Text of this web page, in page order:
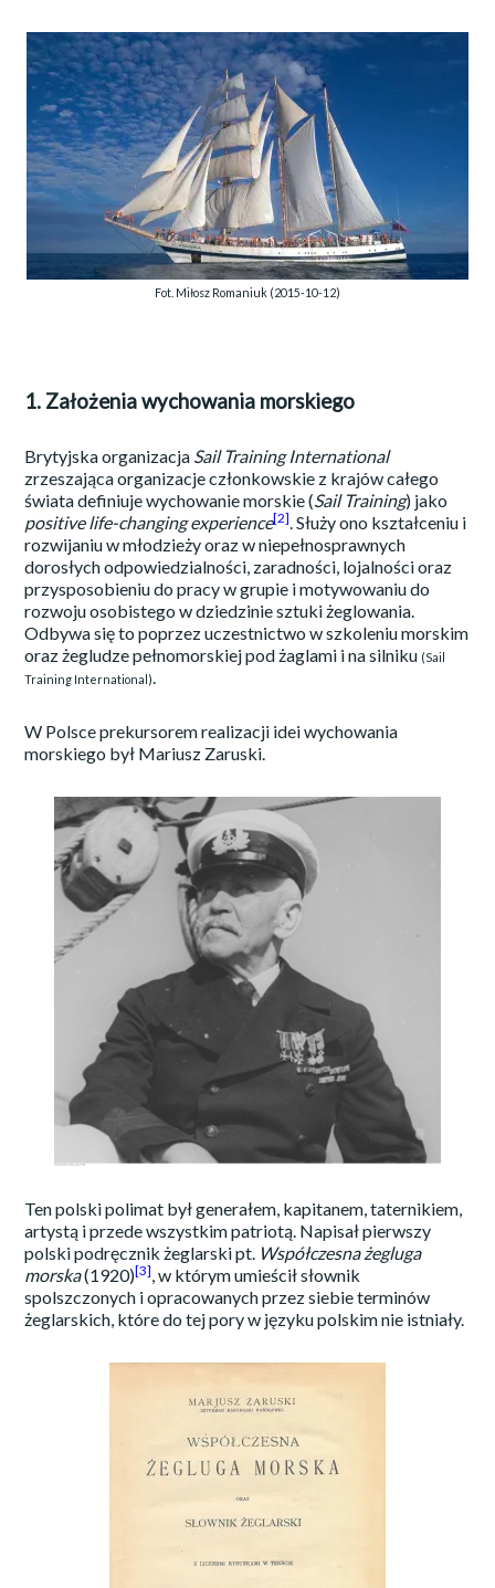
Fot. Miłosz Romaniuk (2015-10-12)
1. Założenia wychowania morskiego
Brytyjska organizacja Sail Training International
zrzeszająca organizacje członkowskie z krajów całego
świata definiuje wychowanie morskie (Sail Training) jako
positive life-changing experience[2]. Służy ono kształceniu i
rozwijaniu w młodzieży oraz w niepełnosprawnych
dorosłych odpowiedzialności, zaradności, lojalności oraz
przysposobieniu do pracy w grupie i motywowaniu do
rozwoju osobistego w dziedzinie sztuki żeglowania.
Odbywa się to poprzez uczestnictwo w szkoleniu morskim
oraz żegludze pełnomorskiej pod żaglami i na silniku (Sail
Training International).
W Polsce prekursorem realizacji idei wychowania
morskiego był Mariusz Zaruski.
Ten polski polimat był generałem, kapitanem, taternikiem,
artystą i przede wszystkim patriotą. Napisał pierwszy
polski podręcznik żeglarski pt. Współczesna żegluga
morska(1920)[3] , w którym umieścił słownik
spolszczonych i opracowanych przez siebie terminów
żeglarskich, które do tej pory w języku polskim nie istniały.